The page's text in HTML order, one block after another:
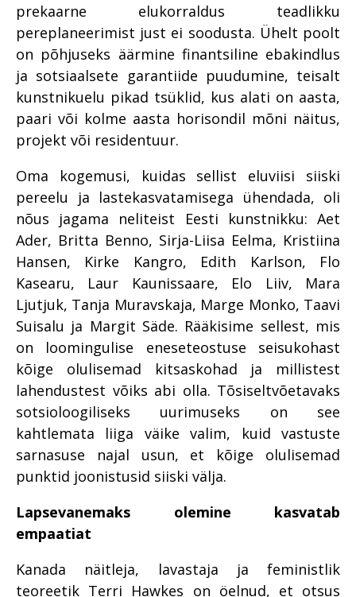
prekaarne elukorraldus teadlikku
pereplaneerimist just ei soodusta. Ühelt poolt
on põhjuseks äärmine finantsiline ebakindlus
ja sotsiaalsete garantiide puudumine, teisalt
kunstnikuelu pikad tsüklid, kus alati on aasta,
paari või kolme aasta horisondil mõni näitus,
projekt või residentuur.
Oma kogemusi, kuidas sellist eluviisi siiski
pereelu ja lastekasvatamisega ühendada, oli
nõus jagama neliteist Eesti kunstnikku: Aet
Ader, Britta Benno, Sirja-Liisa Eelma, Kristiina
Hansen, Kirke Kangro, Edith Karlson, Flo
Kasearu, Laur Kaunissaare, Elo Liiv, Mara
Ljutjuk, Tanja Muravskaja, Marge Monko, Taavi
Suisalu ja Margit Säde. Rääkisime sellest, mis
on loomingulise eneseteostuse seisukohast
kõige olulisemad kitsaskohad ja millistest
lahendustest võiks abi olla. Tõsiseltvõetavaks
sotsioloogiliseks uurimuseks on see
kahtlemata liiga väike valim, kuid vastuste
sarnasuse najal usun, et kõige olulisemad
punktid joonistusid siiski välja.
Lapsevanemaks olemine kasvatab
empaatiat
Kanada näitleja, lavastaja ja feministlik
teoreetik Terri Hawkes on öelnud, et otsus